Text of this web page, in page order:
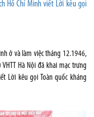
Hồ Chí Minh viết Lời kêu gọi
ở và làm việc tháng 12.1946,
Hà Nội đã khai mạc trưng
Lời kêu gọi Toàn quốc kháng